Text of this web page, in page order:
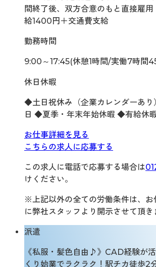
間終了後、双方合意のもと直接雇
給1400円＋交通費支給
勤務時間
9:00～17:45(休憩1時間/実働7時間
休日休暇
◆土日祝休み（企業カレンダーあ
日 ◆夏季・年末年始休暇 ◆有給休
お仕事詳細を見る
こちらの求人に応募する
この求人に電話で応募する場合は
けください。
※上記以外の全ての労働条件は、お
に弊社スタッフより開示させて頂き
派遣
《私服・髪色自由♪》CAD経験が
くり始業でラクラク！駅チカ徒歩2